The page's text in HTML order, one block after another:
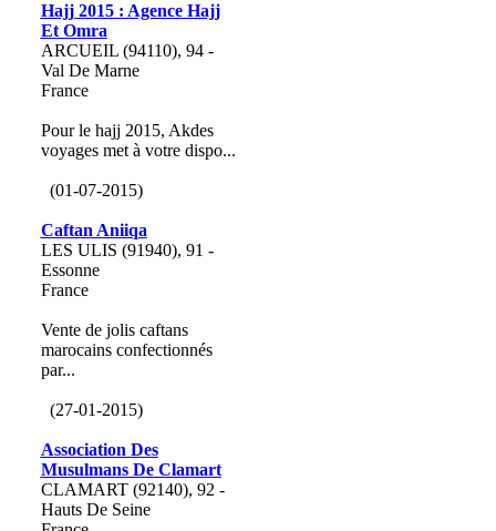
Hajj 2015 : Agence Hajj
Et Omra
ARCUEIL (94110), 94 -
Val De Marne
France
Pour le hajj 2015, Akdes
voyages met à votre dispo...
(01-07-2015)
Caftan Aniiqa
LES ULIS (91940), 91 -
Essonne
France
Vente de jolis caftans
marocains confectionnés
par...
(27-01-2015)
Association Des
Musulmans De Clamart
CLAMART (92140), 92 -
Hauts De Seine